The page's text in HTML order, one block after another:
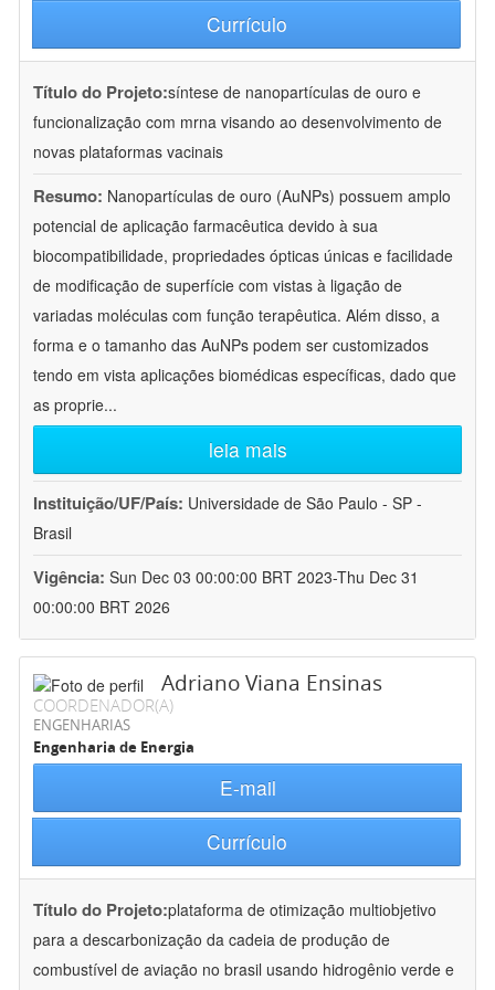
Currículo
Título do Projeto:síntese de nanopartículas de ouro e
funcionalização com mrna visando ao desenvolvimento de
novas plataformas vacinais
Resumo: Nanopartículas de ouro (AuNPs) possuem amplo
potencial de aplicação farmacêutica devido à sua
biocompatibilidade, propriedades ópticas únicas e facilidade
de modificação de superfície com vistas à ligação de
variadas moléculas com função terapêutica. Além disso, a
forma e o tamanho das AuNPs podem ser customizados
tendo em vista aplicações biomédicas específicas, dado que
as proprie...
leia mais
Instituição/UF/País: Universidade de São Paulo - SP -
Brasil
Vigência: Sun Dec 03 00:00:00 BRT 2023-Thu Dec 31
00:00:00 BRT 2026
Adriano Viana Ensinas
COORDENADOR(A)
ENGENHARIAS
Engenharia de Energia
E-mail
Currículo
Título do Projeto:plataforma de otimização multiobjetivo
para a descarbonização da cadeia de produção de
combustível de aviação no brasil usando hidrogênio verde e